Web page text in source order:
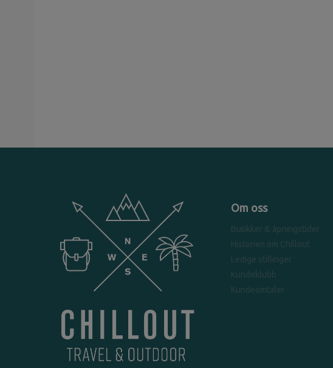
Om oss
Butikker & åpningstider
Historien om Chillout
Ledige stillinger
Kundeklubb
Kundeomtaler